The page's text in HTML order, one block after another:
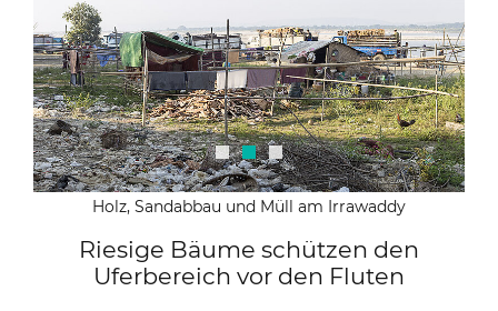
Holz, Sandabbau und Müll am Irrawaddy
Riesige Bäume schützen den
Uferbereich vor den Fluten